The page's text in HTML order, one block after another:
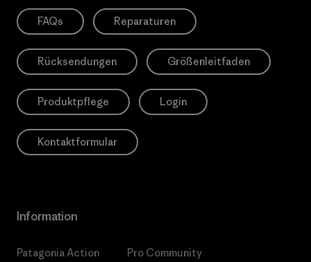
FAQs Reparaturen
Rücksendungen Größenleitfaden
Produktpflege Login
Kontaktformular
Information
Patagonia Action
Pro Community